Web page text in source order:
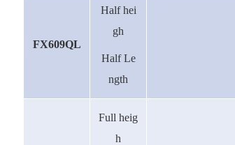
FX609QL
Half hei
gh
Half Le
ngth
Full heig
h